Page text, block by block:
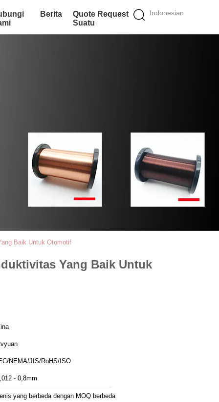
Indonesian
Berita
Quote Request
Suatu
Baik Untuk Otomotif
Yang Baik Untuk
NEMA/JIS/RoHS/ISO
- 0,8mm
yang berbeda dengan MOQ berbeda